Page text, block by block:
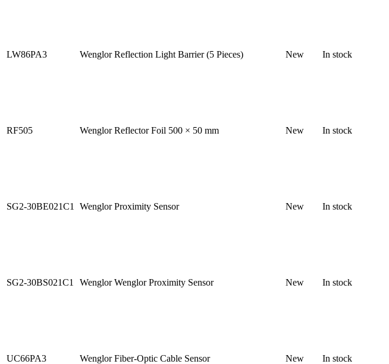
LW86PA3 Wenglor Reflection Light Barrier (5 Pieces) New In stock
RF505 Wenglor Reflector Foil 500 × 50 mm New In stock
SG2-30BE021C1 Wenglor Proximity Sensor New In stock
SG2-30BS021C1 Wenglor Wenglor Proximity Sensor New In stock
UC66PA3 Wenglor Fiber-Optic Cable Sensor New In stock